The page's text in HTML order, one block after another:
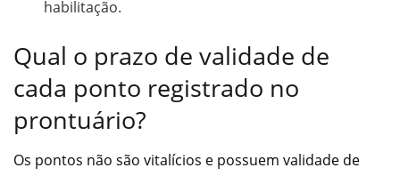
habilitação.
Qual o prazo de validade de
cada ponto registrado no
prontuário?
Os pontos não são vitalícios e possuem validade de